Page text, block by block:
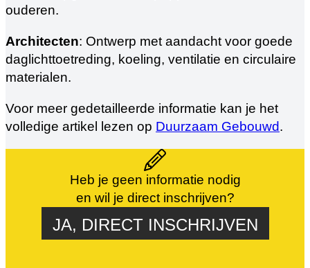
ouderen.
Architecten: Ontwerp met aandacht voor goede
daglichttoetreding, koeling, ventilatie en circulaire
materialen.
Voor meer gedetailleerde informatie kan je het
volledige artikel lezen op Duurzaam Gebouwd.
Heb je geen informatie nodig
en wil je direct inschrijven?
JA, DIRECT INSCHRIJVEN